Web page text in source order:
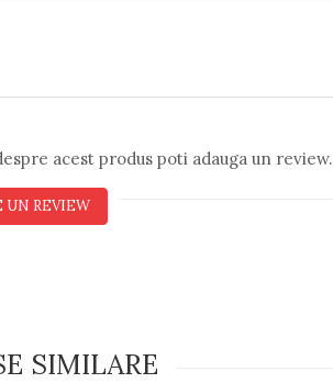
acest produs poti adauga un review.
UN REVIEW
SIMILARE